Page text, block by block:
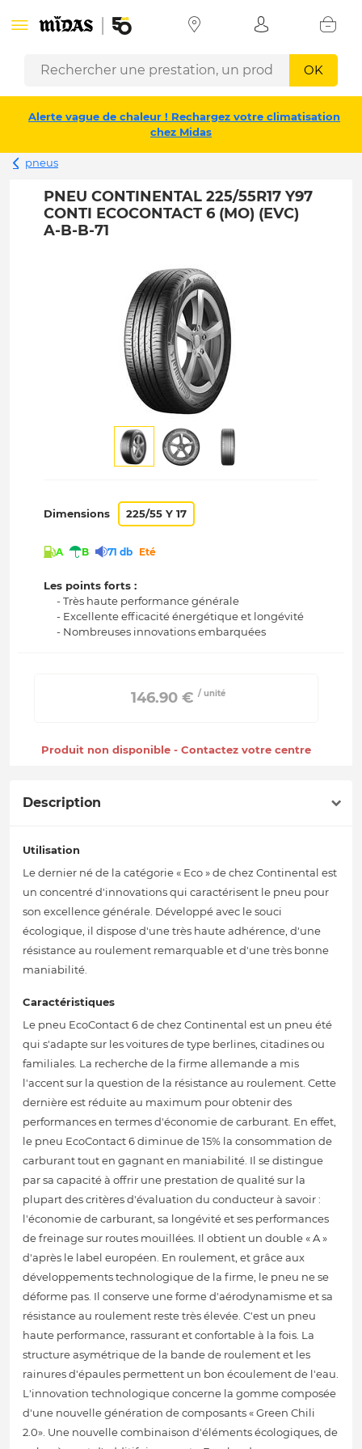
OK
Alerte vague de chaleur ! Rechargez votre climatisation
chez Midas
pneus
PNEU CONTINENTAL 225/55R17 Y97
CONTI ECOCONTACT 6 (MO) (EVC)
A-B-B-71
Dimensions 225/55 Y 17
A B 71 db Eté
Les points forts :
- Très haute performance générale
- Excellente efficacité énergétique et longévité
- Nombreuses innovations embarquées
146.90 € / unité
Produit non disponible - Contactez votre centre
Description
Utilisation
Le dernier né de la catégorie « Eco » de chez Continental est
un concentré d'innovations qui caractérisent le pneu pour
son excellence générale. Développé avec le souci
écologique, il dispose d'une très haute adhérence, d'une
résistance au roulement remarquable et d'une très bonne
maniabilité.
Caractéristiques
Le pneu EcoContact 6 de chez Continental est un pneu été
qui s'adapte sur les voitures de type berlines, citadines ou
familiales. La recherche de la firme allemande a mis
l'accent sur la question de la résistance au roulement. Cette
dernière est réduite au maximum pour obtenir des
performances en termes d'économie de carburant. En effet,
le pneu EcoContact 6 diminue de 15% la consommation de
carburant tout en gagnant en maniabilité. Il se distingue
par sa capacité à offrir une prestation de qualité sur la
plupart des critères d'évaluation du conducteur à savoir :
l'économie de carburant, sa longévité et ses performances
de freinage sur routes mouillées. Il obtient un double « A »
d'après le label européen. En roulement, et grâce aux
développements technologique de la firme, le pneu ne se
déforme pas. Il conserve une forme d'aérodynamisme et sa
résistance au roulement reste très élevée. C'est un pneu
haute performance, rassurant et confortable à la fois. La
structure asymétrique de la bande de roulement et les
rainures d'épaules permettent un bon écoulement de l'eau.
L'innovation technologique concerne la gomme composée
d'une nouvelle génération de composants « Green Chili
2.0». Une nouvelle combinaison d'éléments écologiques, de